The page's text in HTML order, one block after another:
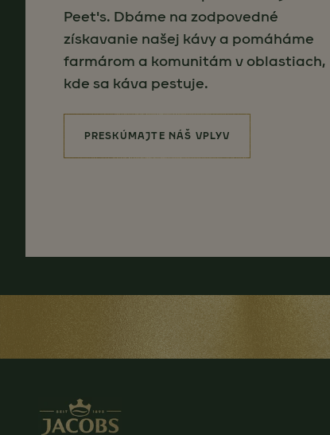
Peet's. Dbáme na zodpovedné
získavanie našej kávy a pomáháme
farmárom a komunitám v oblastiach,
kde sa káva pestuje.
PRESKÚMAJTE NÁŠ VPLYV